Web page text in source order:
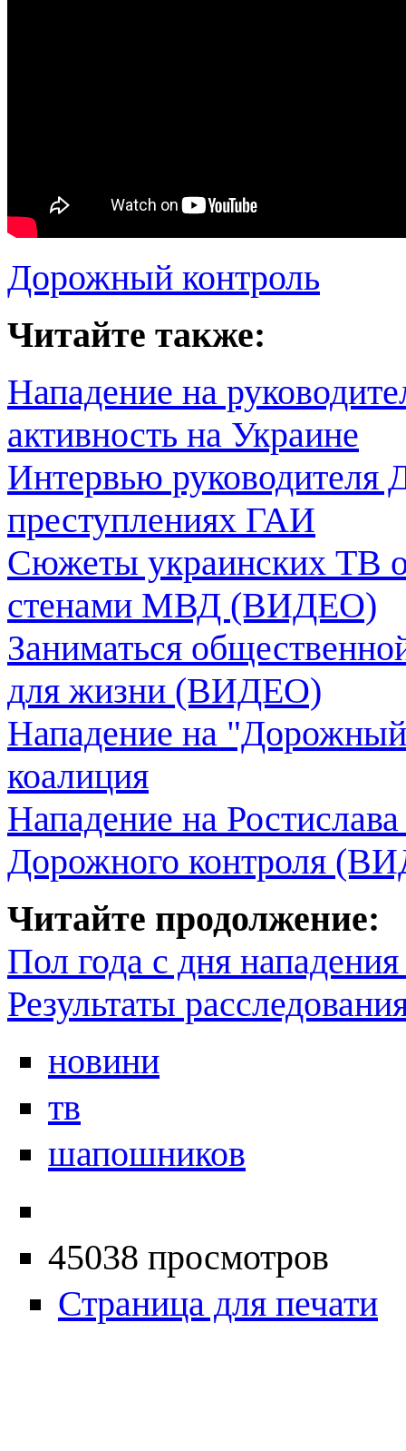
Дорожный контроль
Читайте также:
Нападение на
активность на Украине
Интервью руководителя
преступлениях ГАИ
Сюжеты украинских ТВ
стенами МВД (ВИДЕО)
Заниматься
для жизни (ВИДЕО)
Нападение на
коалиция
Нападение на
Дорожного контроля
Читайте продолжение:
Пол года с дня
Результаты
новини
тв
шапошников
45038 просмотров
Страница для печати